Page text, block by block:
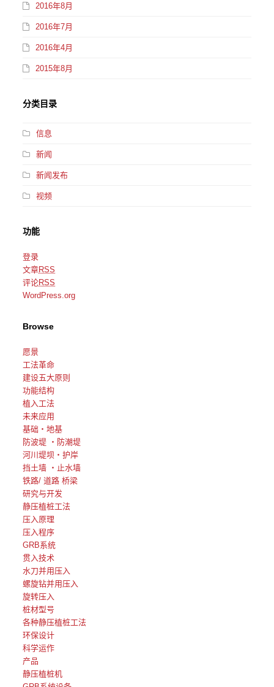
2016年8月
2016年7月
2016年4月
2015年8月
分类目录
信息
新闻
新闻发布
视频
功能
登录
文章RSS
评论RSS
WordPress.org
Browse
愿景
工法革命
建设五大原则
功能结构
植入工法
未来应用
基础・地基
防波堤 ・防潮堤
河川堤坝・护岸
挡土墙 ・止水墙
铁路/ 道路 桥梁
研究与开发
静压植桩工法
压入原理
压入程序
GRB系统
贯入技术
水刀并用压入
螺旋钻并用压入
旋转压入
桩材型号
各种静压植桩工法
环保设计
科学运作
产品
静压植桩机